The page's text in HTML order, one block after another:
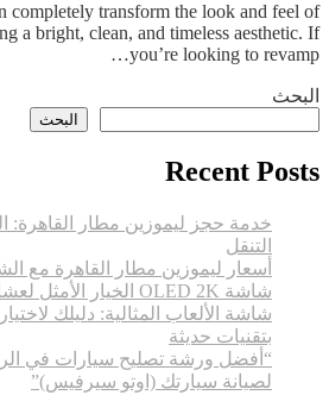
Your
Kitchen
Cabinets
completely transform the look and feel of
a bright, clean, and timeless aesthetic. If
you’re looking to revamp…
البحث
البحث
Recent Posts
خدمة حجز ليموزين مطار القاهرة:
التنقل
أسعار ليموزين مطار القاهرة مع
شاشة OLED 2K الخيار الأمثل لعشاق الألعاب والاحتراف
شاشة الألعاب المثالية: دليلك
بتقنيات حديثة
“أفضل ورشة تصليح سيارات في
لصيانة سيارتك (اوتو سيرفيس)”